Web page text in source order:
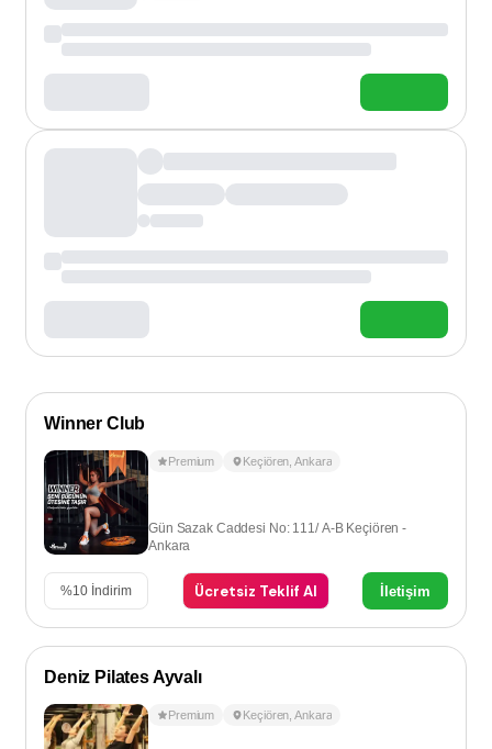
Winner Club
Premium Keçiören ,Ankara
Gün Sazak Caddesi No: 111/ A-B Keçiören -
Ankara
%10 İndirim Ücretsiz Teklif Al İletişim
Deniz Pilates Ayvalı
Premium Keçiören ,Ankara